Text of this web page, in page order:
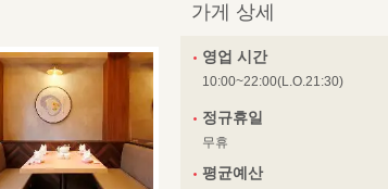
가게 상세
영업 시간
10:00~22:00(L.O.21:30)
정규휴일
무휴
평균예산